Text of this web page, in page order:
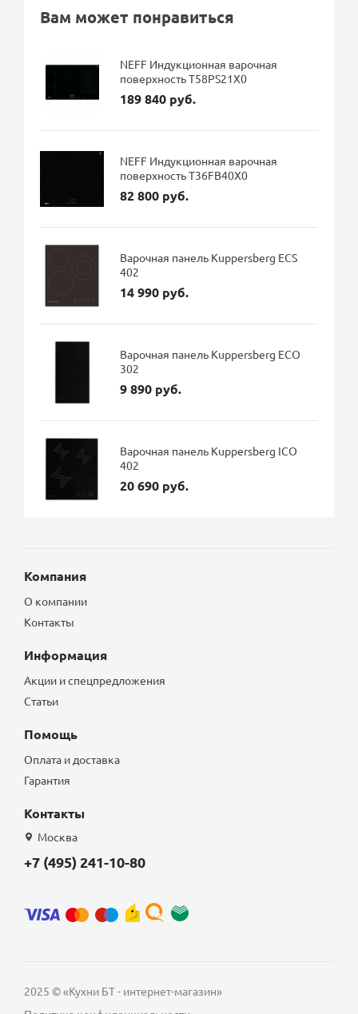
Вам может понравиться
NEFF Индукционная варочная
поверхность T58PS21X0
189 840 руб.
NEFF Индукционная варочная
поверхность T36FB40X0
82 800 руб.
Варочная панель Kuppersberg ECS
402
14 990 руб.
Варочная панель Kuppersberg ECO
302
9 890 руб.
Варочная панель Kuppersberg ICO
402
20 690 руб.
Компания
О компании
Контакты
Информация
Акции и спецпредложения
Статьи
Помощь
Оплата и доставка
Гарантия
Контакты
Москва
+7 (495) 241-10-80
2025 © «Кухни БТ - интернет-магазин»